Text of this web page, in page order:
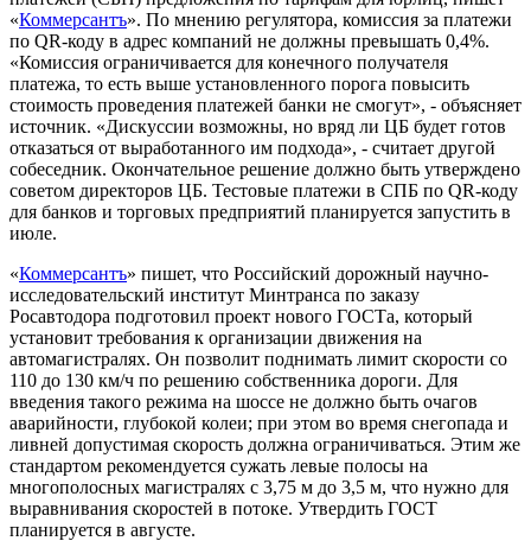
«Коммерсантъ». По мнению регулятора, комиссия за платежи
по QR-коду в адрес компаний не должны превышать 0,4%.
«Комиссия ограничивается для конечного получателя
платежа, то есть выше установленного порога повысить
стоимость проведения платежей банки не смогут», - объясняет
источник. «Дискуссии возможны, но вряд ли ЦБ будет готов
отказаться от выработанного им подхода», - считает другой
собеседник. Окончательное решение должно быть утверждено
советом директоров ЦБ. Тестовые платежи в СПБ по QR-коду
для банков и торговых предприятий планируется запустить в
июле.
«Коммерсантъ» пишет, что Российский дорожный научно-
исследовательский институт Минтранса по заказу
Росавтодора подготовил проект нового ГОСТа, который
установит требования к организации движения на
автомагистралях. Он позволит поднимать лимит скорости со
110 до 130 км/ч по решению собственника дороги. Для
введения такого режима на шоссе не должно быть очагов
аварийности, глубокой колеи; при этом во время снегопада и
ливней допустимая скорость должна ограничиваться. Этим же
стандартом рекомендуется сужать левые полосы на
многополосных магистралях с 3,75 м до 3,5 м, что нужно для
выравнивания скоростей в потоке. Утвердить ГОСТ
планируется в августе.